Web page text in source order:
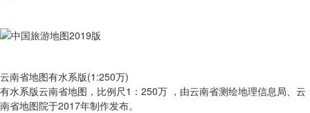
云南省地图有水系版(1:250万)
有​水系版云南省地图，比例尺1：250万 ，由云南省测绘地理信息局、云
南省地图院于2017年制作发布。